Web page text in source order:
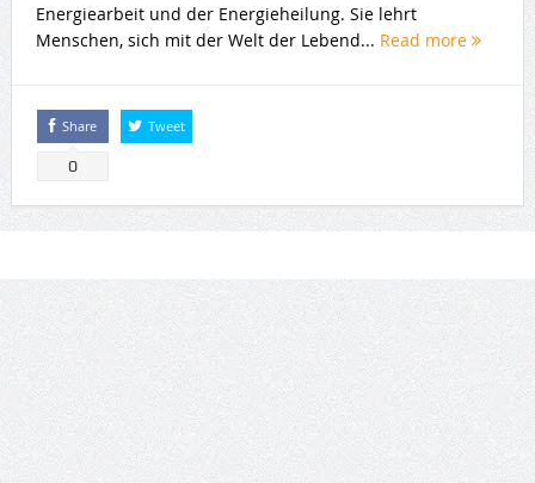
Energiearbeit und der Energieheilung. Sie lehrt
Menschen, sich mit der Welt der Lebend... Read more
Share
0
Tweet